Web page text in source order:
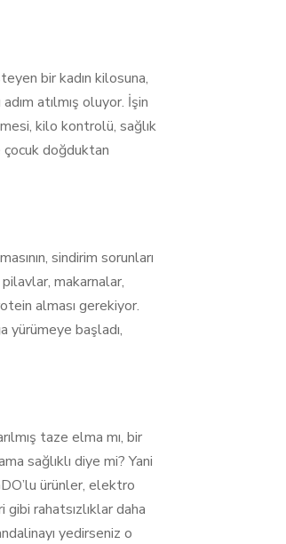
bir kadın kilosuna,
atılmış oluyor. İşin
kilo kontrolü, sağlık
çocuk doğduktan
sindirim sorunları
makarnalar,
alması gerekiyor.
yürümeye başladı,
taze elma mı, bir
sağlıklı diye mi? Yani
ürünler, elektro
rahatsızlıklar daha
yedirseniz o